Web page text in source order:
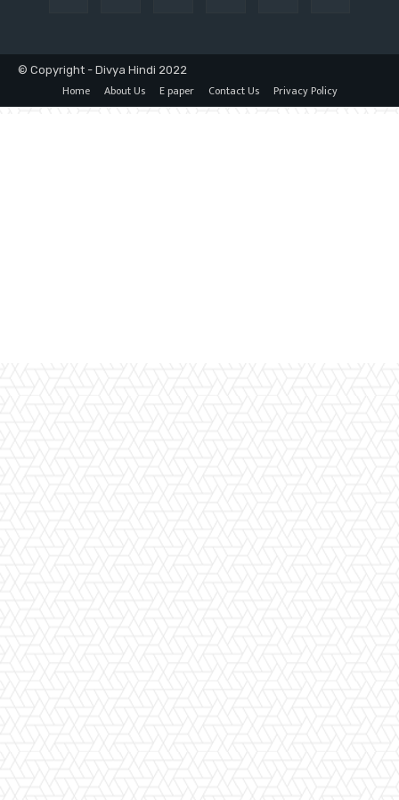
© Copyright - Divya Hindi 2022
Home About Us E paper Contact Us Privacy Policy